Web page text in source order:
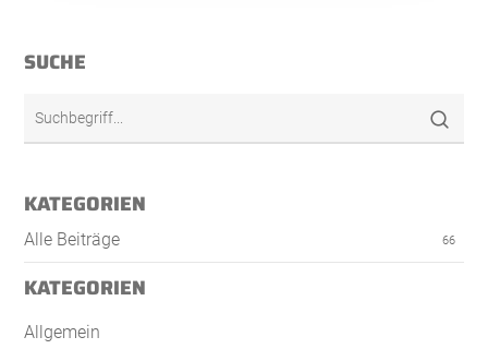
SUCHE
KATEGORIEN
Alle Beiträge 66
KATEGORIEN
Allgemein